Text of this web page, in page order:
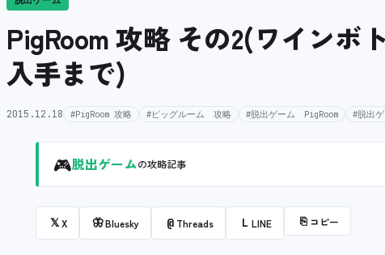
PigRoom 攻略 その2(ワインボ
入手まで)
2015.12.18 #PigRoom 攻略 #ピッグルーム 攻略 #脱出ゲーム PigRoom #脱出
🎮脱出ゲームの攻略記事
𝕏X 🦋Bluesky @ Threads L LINE ⎘ コピー